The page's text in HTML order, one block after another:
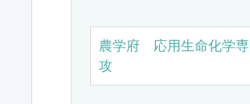
農学府 応用生命化学専
攻